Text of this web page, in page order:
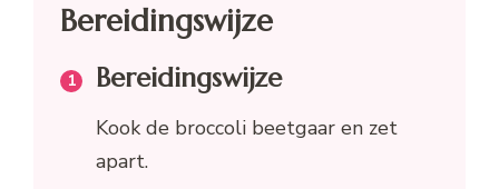
Bereidingswijze
Bereidingswijze
Kook de broccoli beetgaar en zet
apart.